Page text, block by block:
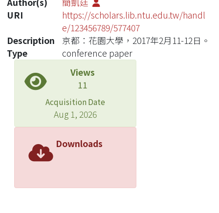
URI
https://scholars.lib.ntu.edu.tw/handl
e/123456789/577407
Description
京都：花園大學，2017年2月11-12日。
Type
conference paper
Views
11
Acquisition Date
Aug 1, 2026
Downloads